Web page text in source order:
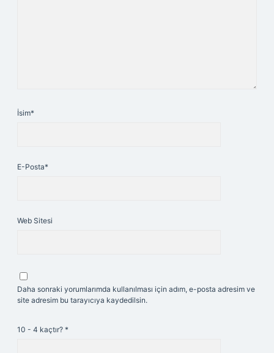
İsim*
E-Posta*
Web Sitesi
Daha sonraki yorumlarımda kullanılması için adım, e-posta adresim ve
site adresim bu tarayıcıya kaydedilsin.
10 - 4 kaçtır? *